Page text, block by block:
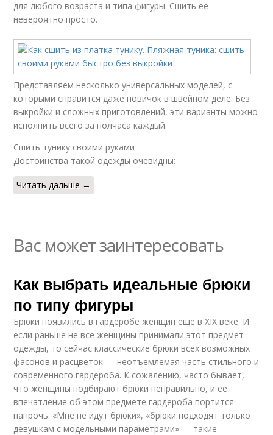
для любого возраста и типа фигуры. Сшить её
невероятно просто.
Представляем несколько универсальных моделей, с
которыми справится даже новичок в швейном деле. Без
выкройки и сложных приготовлений, эти варианты можно
исполнить всего за полчаса каждый.
Сшить тунику своими руками
Достоинства такой одежды очевидны:
Читать дальше →
Вас может заинтересовать
Как выбрать идеальные брюки
по типу фигуры
Брюки появились в гардеробе женщин еще в XIX веке. И
если раньше не все женщины принимали этот предмет
одежды, то сейчас классические брюки всех возможных
фасонов и расцветок — неотъемлемая часть стильного и
современного гардероба. К сожалению, часто бывает,
что женщины подбирают брюки неправильно, и ее
впечатление об этом предмете гардероба портится
напрочь. «Мне не идут брюки», «брюки подходят только
девушкам с модельными параметрами» — такие